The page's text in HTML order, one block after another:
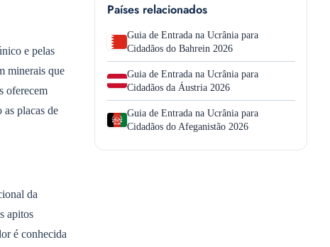
e pelas
minerais que
oferecem
placas de
da
apitos
é conhecida
Países relacionados
Guia de Entrada na Ucrânia para
Cidadãos do Bahrein 2026
Guia de Entrada na Ucrânia para
Cidadãos da Áustria 2026
Guia de Entrada na Ucrânia para
Cidadãos do Afeganistão 2026